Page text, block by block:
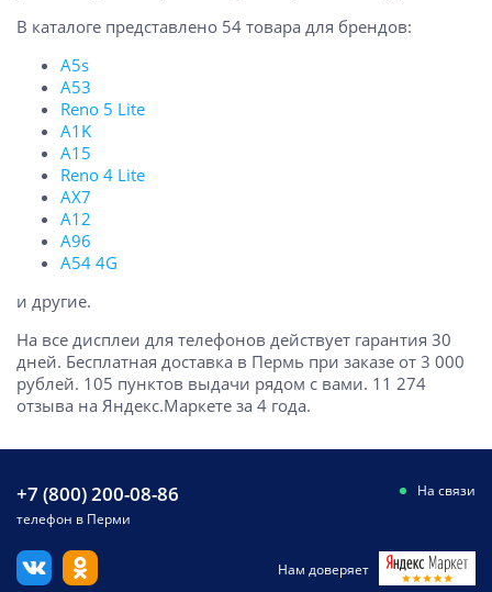
В каталоге представлено 54 товара для брендов:
A5s
A53
Reno 5 Lite
A1K
A15
Reno 4 Lite
AX7
A12
A96
A54 4G
и другие.
На все дисплеи для телефонов действует гарантия 30
дней. Бесплатная доставка в Пермь при заказе от 3 000
рублей. 105 пунктов выдачи рядом с вами. 11 274
отзыва на Яндекс.Маркете за 4 года.
+7 (800) 200-08-86
телефон в Перми
На связи
Нам доверяет